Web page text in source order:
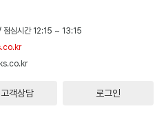
점심시간 12:15 ~ 13:15
객상담 로그인